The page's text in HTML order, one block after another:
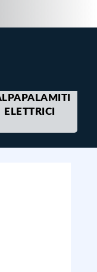
ELETTRICI